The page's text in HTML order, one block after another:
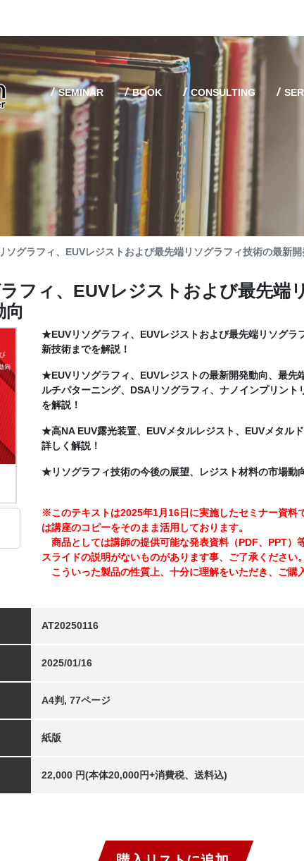
SEMINAR BOOK CONSULTING
ソグラフィ、EUVレジストおよび最先端リソグラフィ技術の最新開
フィ、EUVレジストおよび最先端
向
★EUVリソグラフィ、EUVレジストおよび最先端リソグラ
新技術までを解説！
★EUVリソグラフィ、EUVレジストの最新開発動向、最先
ルチパターニング、DSAリソグラフィ、ナノインプリント
を解説！
★高NA EUV露光装置、EUVメタルレジスト、EUVメタル
詳しく解説！
★リソグラフィ技術の今後の展望、レジスト材料の市場動
※このテキストは2025年1月16日に実施したセミナー資料
は講座のコピーをそのまま活用しております。
商品としては講師の提供可能な発表資料（PDF、PPT）
スライドの説明がないものがあります事、ご了承ください。
こういった製品の性質上、十分に理解をいただき、ご購
AT20250116
2025/01/16
A4判, 77ページ
紙版
22,000 円(本体20,000円+消費税、送料込)